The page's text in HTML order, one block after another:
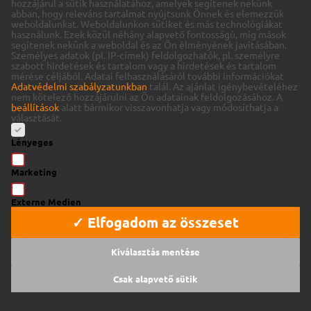
hozzájárul a sütik használatához, amelyek segítenek nekünk
abban, hogy releváns tartalmat nyújtsunk Önnek és elemezzük
weboldalunkat. Weboldalunkon sütiket és más technológiákat
használunk. Ezek közül néhány alapvető fontosságú, míg mások
segítenek nekünk a weboldal és az Ön élményének javításában.
Személyes adatok (pl. IP-címek) feldolgozhatók, pl. személyre
szabott hirdetések és tartalom vagy a hirdetések és tartalom
mérése céljából. Adatai felhasználásáról további információkat
Adatvédelmi szabályzatunkban talál. Az ajánlat igénybevételéhez
nem kötelező hozzájárulni az Ön adatainak feldolgozásához. A
beállítások alatt bármikor visszavonhatja vagy módosíthatja a
választását.
Lényeges
Marketing
Externe Medien
✓ Elfogadom az összeset
Kiválasztás mentése
Csak alapvető sütik